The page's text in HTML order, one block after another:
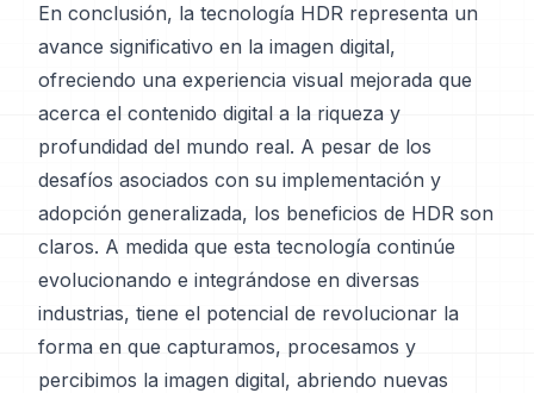
En conclusión, la tecnología HDR representa un
avance significativo en la imagen digital,
ofreciendo una experiencia visual mejorada que
acerca el contenido digital a la riqueza y
profundidad del mundo real. A pesar de los
desafíos asociados con su implementación y
adopción generalizada, los beneficios de HDR son
claros. A medida que esta tecnología continúe
evolucionando e integrándose en diversas
industrias, tiene el potencial de revolucionar la
forma en que capturamos, procesamos y
percibimos la imagen digital, abriendo nuevas